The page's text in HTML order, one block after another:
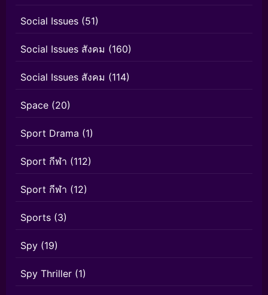
Social Issues (51)
Social Issues สังคม (160)
Social Issues สังคม (114)
Space (20)
Sport Drama (1)
Sport กีฬา (112)
Sport กีฬา (12)
Sports (3)
Spy (19)
Spy Thriller (1)